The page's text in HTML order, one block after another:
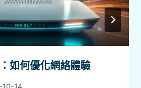
如何優化網絡體驗